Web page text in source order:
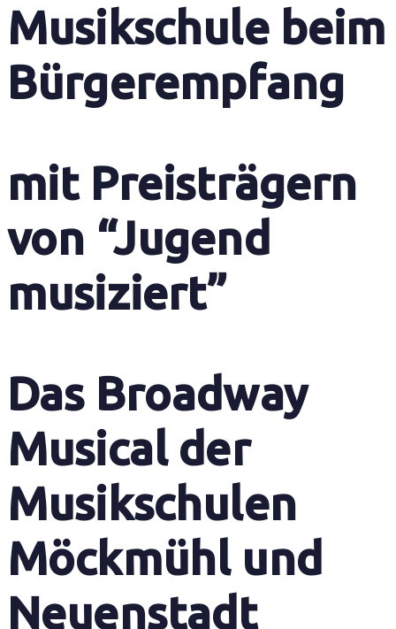
Musikschule beim
Bürgerempfang
mit Preisträgern
von “Jugend
musiziert”
Das Broadway
Musical der
Musikschulen
Möckmühl und
Neuenstadt